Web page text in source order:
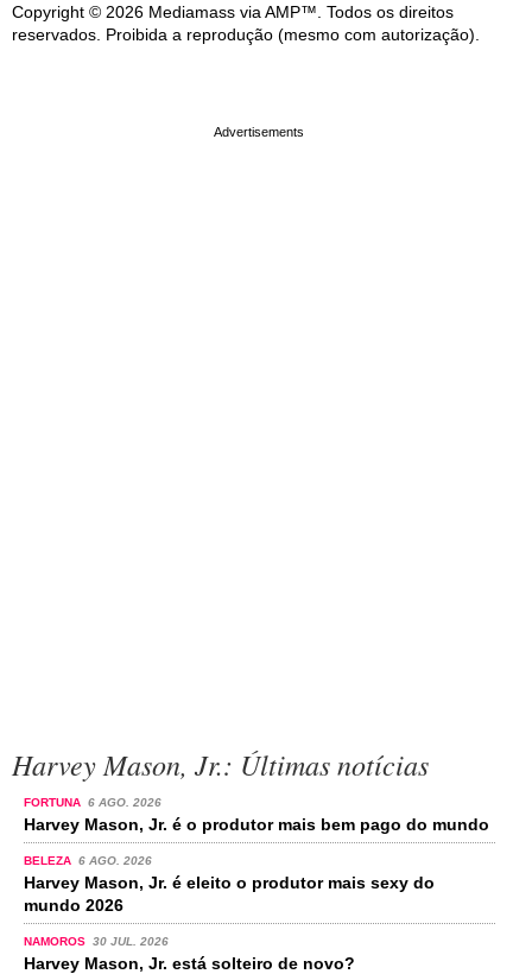
Copyright © 2026 Mediamass via AMP™. Todos os direitos
reservados. Proibida a reprodução (mesmo com autorização).
Harvey Mason, Jr.: Últimas notícias
FORTUNA 6 AGO. 2026
Harvey Mason, Jr. é o produtor mais bem pago do mundo
BELEZA 6 AGO. 2026
Harvey Mason, Jr. é eleito o produtor mais sexy do
mundo 2026
NAMOROS 30 JUL. 2026
Harvey Mason, Jr. está solteiro de novo?